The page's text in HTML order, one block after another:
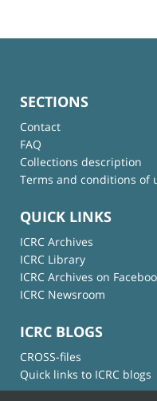
SECTIONS
Contact
FAQ
Collections description
Terms and conditions of
QUICK LINKS
ICRC Archives
ICRC Library
ICRC Archives on
ICRC Newsroom
ICRC BLOGS
CROSS-files
Quick links to ICRC blogs